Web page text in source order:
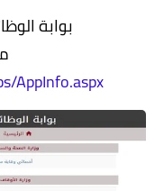
بوابة
AppInfo.aspx